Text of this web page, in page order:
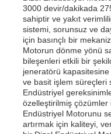
3000 devir/dakikada
sahiptir ve yakıt
sistemi, sorunsuz ve
için basınçlı bir
Motorun dönme yönü
bileşenleri etkili bir
jeneratörü
ve basit işlem süreçleri
Endüstriyel
özelleştirilmiş çözümler
Endüstriyel Motorunu
artırmak için kaliteyi,